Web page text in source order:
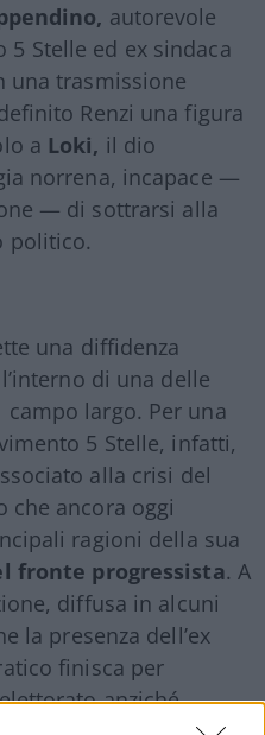
autorevole
Stelle ed ex sindaca
una trasmissione
Renzi una figura
a Loki, il dio
norrena, incapace —
— di sottrarsi alla
politico.
una diffidenza
di una delle
largo. Per una
5 Stelle, infatti,
alla crisi del
che ancora oggi
ragioni della sua
fronte progressista. A
diffusa in alcuni
la presenza dell’ex
finisca per
anziché